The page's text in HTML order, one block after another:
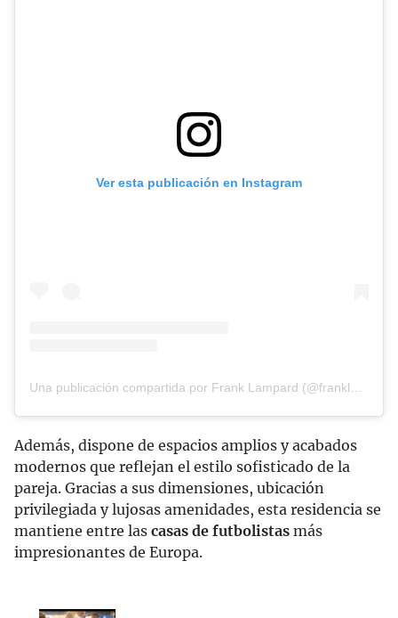
Ver esta publicación en Instagram
Una publicación compartida por Frank Lampard (@franklampard)
Además, dispone de espacios amplios y acabados
modernos que reflejan el estilo sofisticado de la
pareja. Gracias a sus dimensiones, ubicación
privilegiada y lujosas amenidades, esta residencia se
mantiene entre las casas de futbolistas más
impresionantes de Europa.